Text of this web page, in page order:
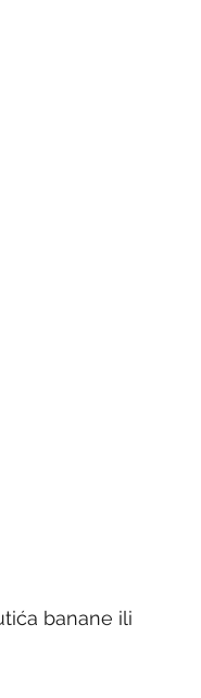
banane ili